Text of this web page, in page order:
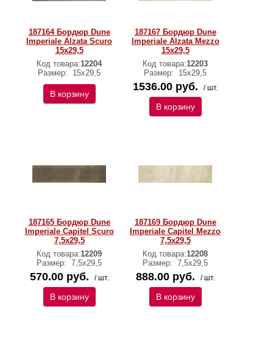
187164 Бордюр Dune
Imperiale Alzata Scuro
15x29,5
Код товара:12204
Размер:
15x29,5
В корзину
187167 Бордюр Dune
Imperiale Alzata Mezzo
15x29,5
Код товара:12203
Размер:
15x29,5
1536.00 руб. / шт.
В корзину
187165 Бордюр Dune
Imperiale Capitel Scuro
7,5x29,5
Код товара:12209
Размер: 7,5x29,5
570.00 руб. / шт.
В корзину
187169 Бордюр Dune
Imperiale Capitel Mezzo
7,5x29,5
Код товара:12208
Размер: 7,5x29,5
888.00 руб. / шт.
В корзину